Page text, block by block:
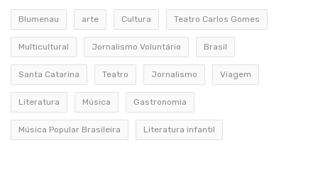
Blumenau arte Cultura Teatro Carlos Gomes
Multicultural Jornalismo Voluntário Brasil
Santa Catarina Teatro Jornalismo Viagem
Literatura Música Gastronomia
Música Popular Brasileira Literatura infantil